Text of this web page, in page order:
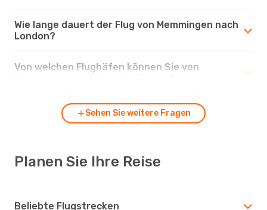
Wie lange dauert der Flug von Memmingen nach
London?
Von welchen Flughäfen können Sie von
Sehen Sie weitere Fragen
Planen Sie Ihre Reise
Beliebte Flugstrecken